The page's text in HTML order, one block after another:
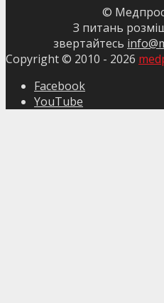
©
З питань
звертайтесь
Copyright © 2010 - 2026
Facebook
YouTube